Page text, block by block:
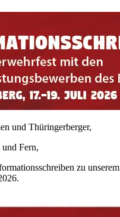
und Thüringerberger,
und Fern,
zu unserem